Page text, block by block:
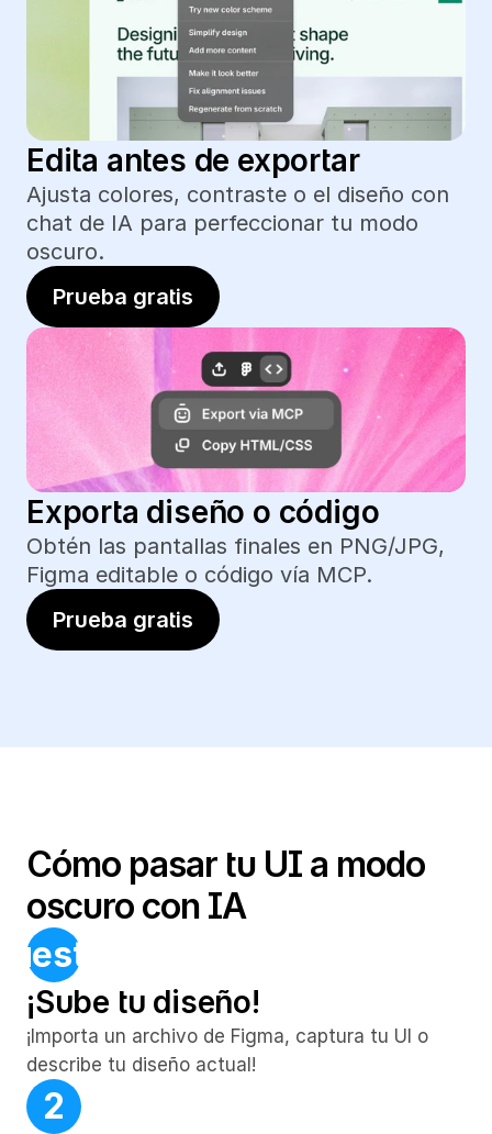
Edita antes de exportar
Ajusta colores, contraste o el diseño con
chat de IA para perfeccionar tu modo
oscuro.
Prueba gratis
Exporta diseño o código
Obtén las pantallas finales en PNG/JPG,
Figma editable o código vía MCP.
Prueba gratis
Cómo pasar tu UI a modo
oscuro con IA
comunidad de
¡Sube tu diseño!
¡Importa un archivo de Figma, captura tu UI o
describe tu diseño actual!
2